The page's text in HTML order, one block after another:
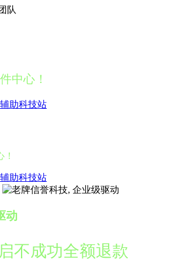
中心！
助科技站
助科技站
动
不成功全额退款